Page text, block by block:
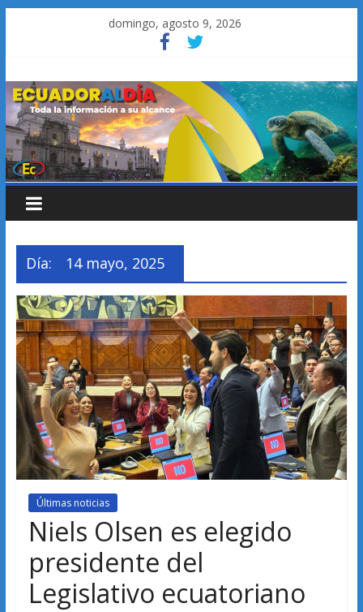
domingo, agosto 9, 2026
Día: 14 mayo, 2025
Últimas noticias
Niels Olsen es elegido
presidente del
Legislativo ecuatoriano